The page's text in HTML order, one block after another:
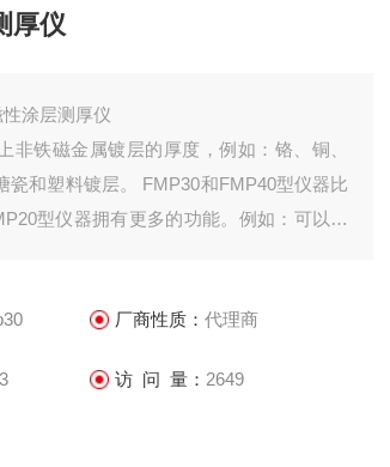
厚仪
涂层测厚仪
非铁磁金属镀层的厚度，例如：铬、铜、
瓷和塑料镀层。 FMP30和FMP40型仪器比
型仪器拥有更多的功能。例如：可以储
厂商性质： 代理商
访 问 量： 2649